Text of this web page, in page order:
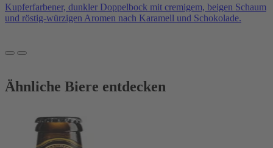
Kupferfarbener, dunkler Doppelbock mit cremigem, beigen Schaum
und röstig-würzigen Aromen nach Karamell und Schokolade.
Ähnliche Biere entdecken